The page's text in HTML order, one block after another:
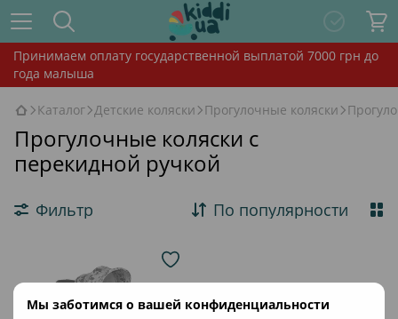
Мы заботимся о вашей конфиденциальности
Принимаем оплату государственной выплатой 7000 грн до
года малыша
Каталог Детские коляски Прогулочные коляски
Прогулочные коляски с
перекидной ручкой
Фильтр По популярности